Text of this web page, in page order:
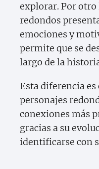
explorar. Por otro
redondos
emociones y
permite que se
largo de la
Esta diferencia
personajes
conexiones más
gracias a su
identificarse con